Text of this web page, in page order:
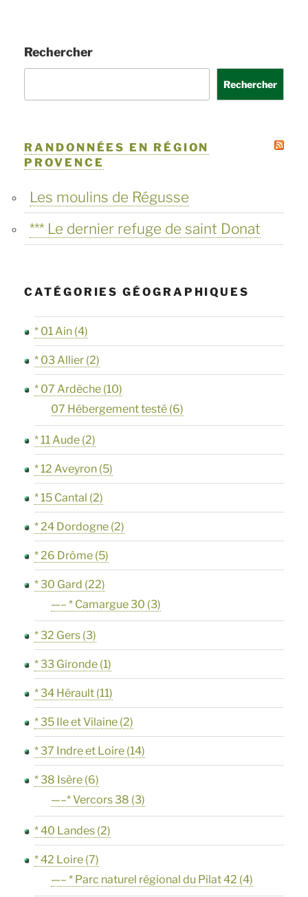
Rechercher
Rechercher
RANDONNÉES EN RÉGION
PROVENCE
Les moulins de Régusse
*** Le dernier refuge de saint Donat
CATÉGORIES GÉOGRAPHIQUES
* 01 Ain (4)
* 03 Allier (2)
* 07 Ardèche (10)
07 Hébergement testé (6)
* 11 Aude (2)
* 12 Aveyron (5)
* 15 Cantal (2)
* 24 Dordogne (2)
* 26 Drôme (5)
* 30 Gard (22)
—– * Camargue 30 (3)
* 32 Gers (3)
* 33 Gironde (1)
* 34 Hérault (11)
* 35 Ile et Vilaine (2)
* 37 Indre et Loire (14)
* 38 Isère (6)
—–* Vercors 38 (3)
* 40 Landes (2)
* 42 Loire (7)
—– * Parc naturel régional du Pilat 42 (4)